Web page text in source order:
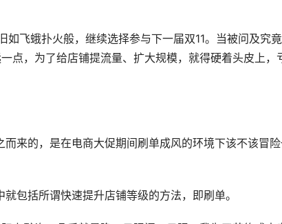
飞蛾扑火般，继续选择参与下一届双11。当被问及究
点，为了给店铺提流量、扩大规模，就得硬着头皮上，
来的，是在电商大促期间刷单成风的环境下该不该冒
包括所谓快速提升店铺等级的方法，即刷单。